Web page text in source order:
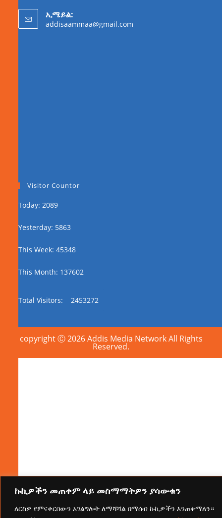
ኩኪዎችን መጠቀም ላይ መስማማትዎን ያሳውቁን
ለርስዎ የምናቀርበውን አገልግሎት ለማሻሻል በማሰብ ኩኪዎችን እንጠቀማለን።
ኢሜይል:
addisaammaa@gmail.com
Visitor Countor
Today: 2089
Yesterday: 5863
This Week: 45348
This Month: 137602
Total Visitors: 2453272
copyright Ⓒ 2026 Addis Media Network All Rights
Reserved.